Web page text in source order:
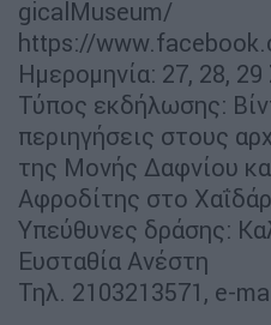
gicalMuseum/
https://
Ημερομηνία: 27, 28,
Τύπος εκδήλωσης:
περιηγήσεις στους
της Μονής Δαφνίου
Αφροδίτης στο
Υπεύθυνες δράσης:
Ευσταθία Ανέστη
Τηλ. 2103213571, e-